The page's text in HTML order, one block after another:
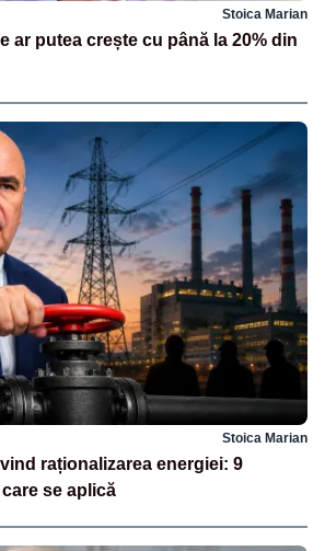
Stoica Marian
ar putea crește cu până la 20% din
Stoica Marian
raționalizarea energiei: 9
se aplică